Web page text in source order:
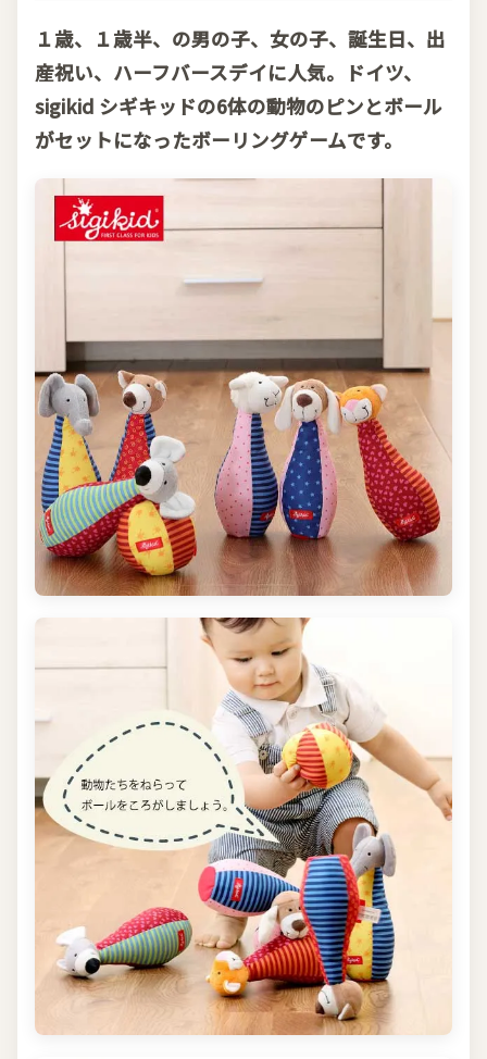
１歳、１歳半、の男の子、女の子、誕生日、出
産祝い、ハーフバースデイに人気。ドイツ、
sigikid シギキッドの6体の動物のピンとボール
がセットになったボーリングゲームです。